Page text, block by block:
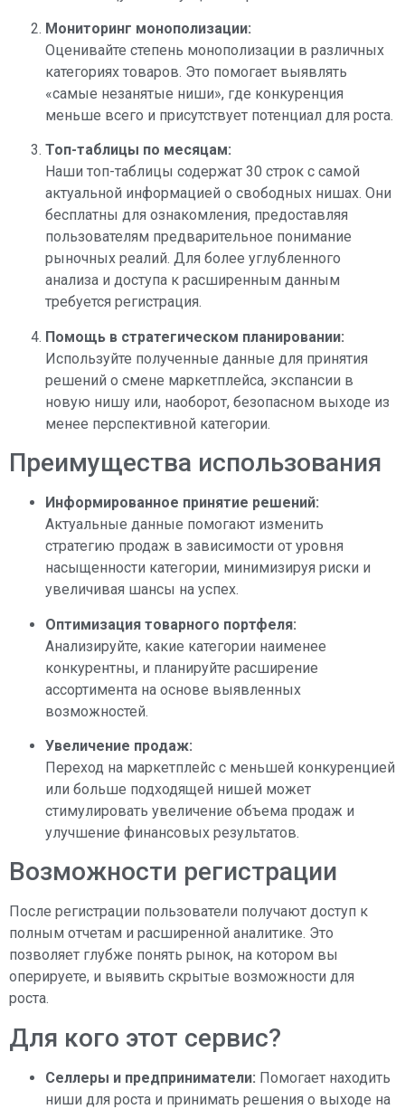
Мониторинг монополизации:
Оценивайте степень монополизации в различных
категориях товаров. Это помогает выявлять
«самые незанятые ниши», где конкуренция
меньше всего и присутствует потенциал для роста.
Топ-таблицы по месяцам:
Наши топ-таблицы содержат 30 строк с самой
актуальной информацией о свободных нишах. Они
бесплатны для ознакомления, предоставляя
пользователям предварительное понимание
рыночных реалий. Для более углубленного
анализа и доступа к расширенным данным
требуется регистрация.
Помощь в стратегическом планировании:
Используйте полученные данные для принятия
решений о смене маркетплейса, экспансии в
новую нишу или, наоборот, безопасном выходе из
менее перспективной категории.
Преимущества использования
Информированное принятие решений:
Актуальные данные помогают изменить
стратегию продаж в зависимости от уровня
насыщенности категории, минимизируя риски и
увеличивая шансы на успех.
Оптимизация товарного портфеля:
Анализируйте, какие категории наименее
конкурентны, и планируйте расширение
ассортимента на основе выявленных
возможностей.
Увеличение продаж:
Переход на маркетплейс с меньшей конкуренцией
или больше подходящей нишей может
стимулировать увеличение объема продаж и
улучшение финансовых результатов.
Возможности регистрации
После регистрации пользователи получают доступ к
полным отчетам и расширенной аналитике. Это
позволяет глубже понять рынок, на котором вы
оперируете, и выявить скрытые возможности для
роста.
Для кого этот сервис?
Селлеры и предприниматели: Помогает находить
ниши для роста и принимать решения о выходе на